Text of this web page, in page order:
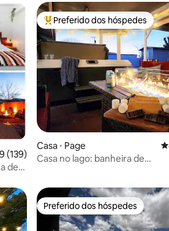
uma avaliação média de 5, 139
(139)
de
Entre os melhores preferidos
Preferido dos hóspedes
Casa ⋅ Page
Casa no lago: banheira de
Preferido dos hóspedes
Preferido dos hóspedes